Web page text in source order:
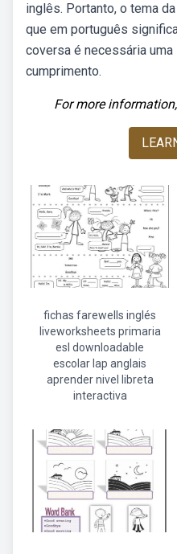
inglês. Portanto, o tema
que em português
coversa é necessária uma
cumprimento.
For more
fichas farewells inglés
liveworksheets primaria
esl downloadable
escolar lap anglais
aprender nivel libreta
interactiva